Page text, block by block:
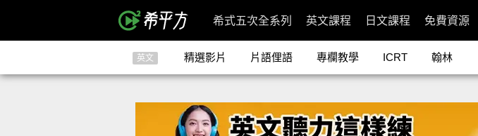
希式五次全系列 英文課程 日文課程 免費資源
英文 精選影片 片語俚語 專欄教學 ICRT 翰林